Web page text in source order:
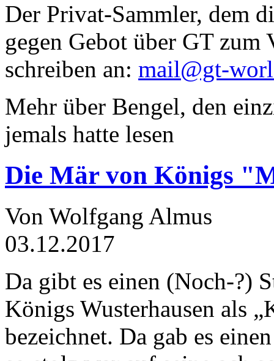
Der Privat-Sammler, dem
gegen Gebot über GT zum
schreiben an: mail@gt-
Mehr über Bengel, den
jemals hatte lesen
Die Mär von Königs
Von Wolfgang Almus
03.12.2017
Da gibt es einen (Noch-?)
Königs Wusterhausen als
bezeichnet. Da gab es